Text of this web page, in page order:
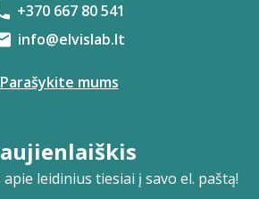
+370 667 80 541
info@elvislab.lt
Parašykite mums
leidinius tiesiai į savo el. paštą!